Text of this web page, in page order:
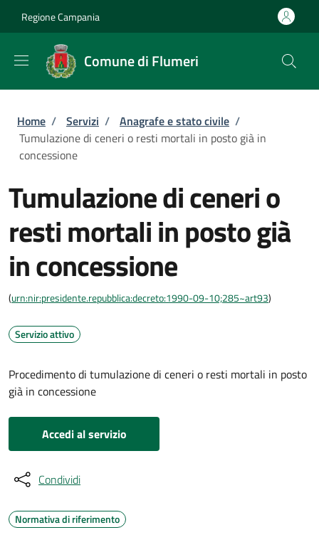
Regione Campania
Comune di Flumeri
Briciole di pane
Home / Servizi / Anagrafe e stato civile /
Tumulazione di ceneri o resti mortali in posto già in
concessione
Tumulazione di ceneri o
resti mortali in posto già
in concessione
(urn:nir:presidente.repubblica:decreto:1990-09-10;285~art93)
Servizio attivo
Procedimento di tumulazione di ceneri o resti mortali in posto
già in concessione
Accedi al servizio
Condividi
Normativa di riferimento